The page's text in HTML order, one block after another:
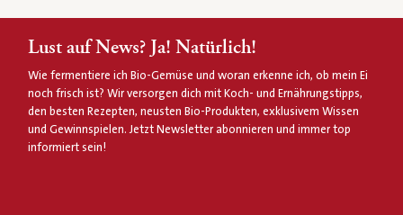
Lust auf News? Ja! Natürlich!
Wie fermentiere ich Bio-Gemüse und woran erkenne ich, ob mein Ei
noch frisch ist? Wir versorgen dich mit Koch- und Ernährungstipps,
den besten Rezepten, neusten Bio-Produkten, exklusivem Wissen
und Gewinnspielen. Jetzt Newsletter abonnieren und immer top
informiert sein!